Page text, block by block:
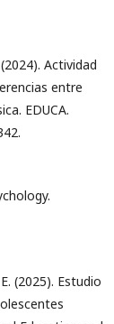
Actividad
entre
EDUCA.
(2025). Estudio